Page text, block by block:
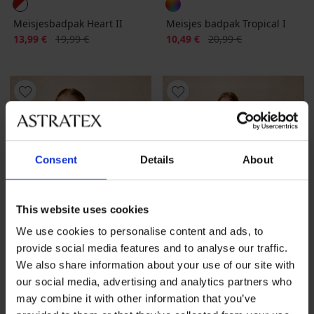
Consent Details About
This website uses cookies
We use cookies to personalise content and ads, to
provide social media features and to analyse our traffic.
We also share information about your use of our site with
our social media, advertising and analytics partners who
may combine it with other information that you’ve
Meisjesbadpak Heart II
Korting
13,99 € Oorspronkelijke prijs
19,99 €
Meisjes badpak Tropical I
Korting
10,49 € Oorspronkelijke prijs
20,99 €
-70%
5
Sale -40%